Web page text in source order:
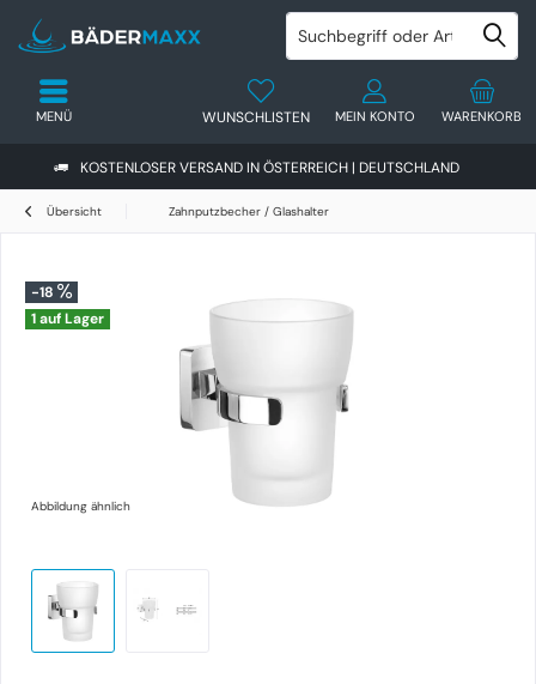
KOSTENLOSER VERSAND IN ÖSTERREICH | DEUTSCHLAND
WARENKORB
WUNSCHLISTEN MEIN KONTO
MENÜ
Übersicht Zahnputzbecher / Glashalter
-18
1 auf Lager
Abbildung ähnlich